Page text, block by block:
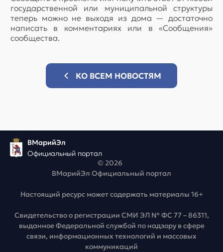
государственной или муниципальной структуры
теперь можно не выходя из дома — достаточно
написать в комментариях или в «Сообщения»
сообщества.
КО ВСЕМ НОВОСТЯМ
ВМарийЭл
Официальный портал
© 2026
ВМарийЭл Официальный портал
Настоящий ресурс может содержать материалы 16+
Свидетельство о регистрации СМИ ЭЛ № ФС 77 – 86311,
выданное Федеральной службой по надзору в сфере
связи, информационных технологий и массовых
коммуникаций